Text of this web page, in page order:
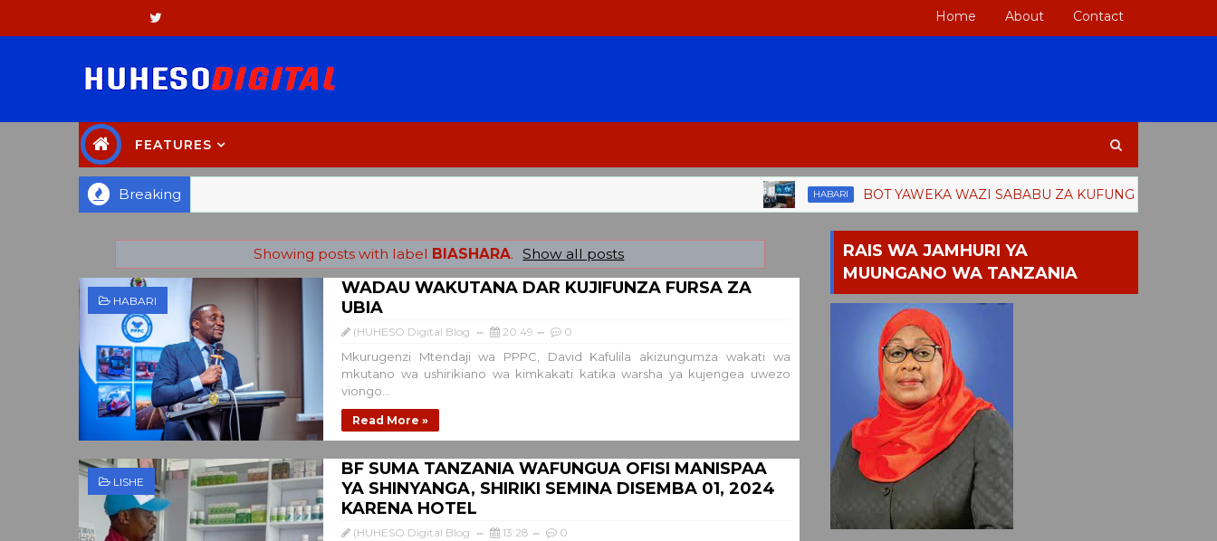
Home About Contact
FEATURES
Breaking HABARI BOT YAWEKA WAZI SABABU ZA KUFUNGUA SOKO LA
Showing posts with label BIASHARA. Show all posts
HABARI
WADAU WAKUTANA DAR KUJIFUNZA FURSA ZA
UBIA
(HUHESO Digital Blog 20:49 0
Mkurugenzi Mtendaji wa PPPC, David Kafulila akizungumza wakati wa
mkutano wa ushirikiano wa kimkakati katika warsha ya kujengea uwezo
viongo...
Read More »
LISHE
BF SUMA TANZANIA WAFUNGUA OFISI MANISPAA
YA SHINYANGA, SHIRIKI SEMINA DISEMBA 01, 2024
KARENA HOTEL
(HUHESO Digital Blog 13:28 0
RAIS WA JAMHURI YA
MUUNGANO WA TANZANIA